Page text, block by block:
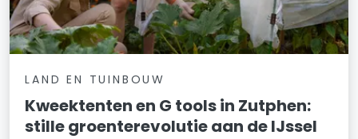
LAND EN TUINBOUW
Kweektenten en G tools in Zutphen:
stille groenterevolutie aan de IJssel